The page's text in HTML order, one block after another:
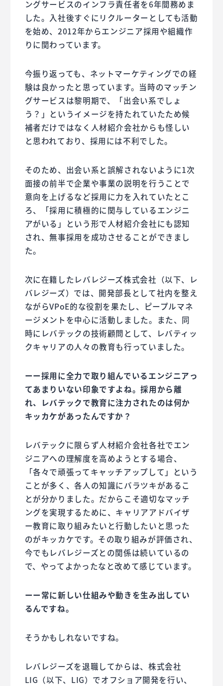
ングサービスのインフラ責任者を6年間務めま
した。入社後すぐにリクルーターとしても活動
を始め、2012年からエンジニア採用や組織作
りに関わっています。
今振り返っても、ネットマーケティングでの経
験は良かったと思っています。当時のマッチン
グサービスは黎明期で、「出会い系でしょ
う？」というイメージを持たれていたため候
補者だけではなく人材紹介会社からも怪しい
と思われており、採用には不利でした。
そのため、出会い系と誤解されないように1次
面接の前半で企業や事業の説明を行うことで
意向を上げるなど採用に力を入れていたとこ
ろ、「採用に積極的に関与しているエンジニ
アがいる」という形で人材紹介会社にも認知
され、無事採用を成功させることができまし
た。
次に在籍したレバレジーズ株式会社（以下、レ
バレジーズ）では、開発部長として社内を整え
ながらVPoE的な役割を果たし、ピープルマネ
ージメントを中心に活動しました。また、同
時にレバテックの技術顧問として、レバティッ
クキャリアの人々の教育も行っていました。
ーー採用に全力で取り組んでいるエンジニアっ
てあまりいない印象ですよね。採用から離
れ、レバテックで教育に注力されたのは何か
キッカケがあったんですか？
レバテックに限らず人材紹介会社各社でエン
ジニアへの理解度を高めようとする場合、
「各々で頑張ってキャッチアップして」という
ことが多く、各人の知識にバラツキがあるこ
とが分かりました。だからこそ適切なマッチ
ングを実現するために、キャリアアドバイザ
ー教育に取り組みたいと行動したいと思った
のがキッカケです。その取り組みが評価され、
今でもレバレジーズとの関係は続いているの
で、やってよかったなと改めて感じています。
ーー常に新しい仕組みや動きを生み出してい
るんですね。
そうかもしれないですね。
レバレジーズを退職してからは、株式会社
LIG（以下、LIG）でオフショア開発を行い、